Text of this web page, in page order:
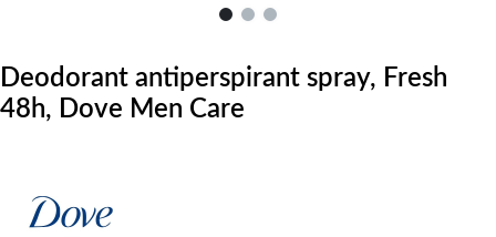
Deodorant antiperspirant spray, Fresh
48h, Dove Men Care